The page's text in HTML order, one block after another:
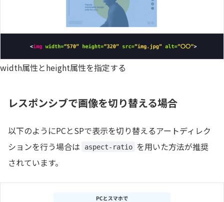
width属性とheight属性を指定する
レスポンシブで画像を切り替える場合
以下のようにPCとSPで表示を切り替えるアートディレク
ションを行う場合は
aspect-ratio を用いた方法が推奨
されています。